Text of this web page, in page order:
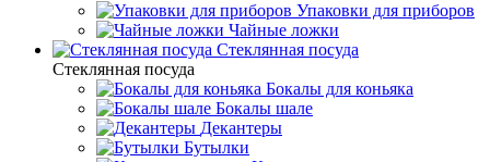
Упаковки для приборов
Чайные ложки
Стеклянная посуда
Стеклянная посуда
Бокалы для коньяка
Бокалы шале
Декантеры
Бутылки